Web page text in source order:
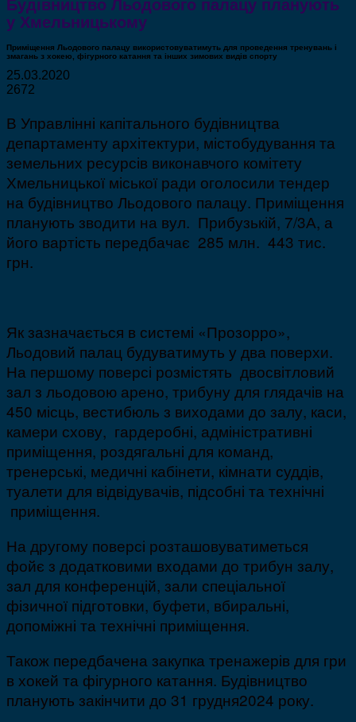
у Хмельницькому
Приміщення Льодового палацу використовуватимуть для проведення тренувань і
змагань з хокею, фігурного катання та інших зимових видів спорту
25.03.2020
2672
В Управлінні капітального будівництва
департаменту архітектури, містобудування та
земельних ресурсів виконавчого комітету
Хмельницької міської ради оголосили тендер
на будівництво Льодового палацу. Приміщення
планують зводити на вул. Прибузькій, 7/3А, а
його вартість передбачає 285 млн. 443 тис.
грн.
Як зазначається в системі «Прозорро»,
Льодовий палац будуватимуть у два поверхи.
На першому поверсі розмістять двосвітловий
зал з льодовою арено, трибуну для глядачів на
450 місць, вестибюль з виходами до залу, каси,
камери схову, гардеробні, адміністративні
приміщення, роздягальні для команд,
тренерські, медичні кабінети, кімнати суддів,
туалети для відвідувачів, підсобні та технічні
приміщення.
На другому поверсі розташовуватиметься
фойє з додатковими входами до трибун залу,
зал для конференцій, зали спеціальної
фізичної підготовки, буфети, вбиральні,
допоміжні та технічні приміщення.
Також передбачена закупка тренажерів для гри
в хокей та фігурного катання. Будівництво
планують закінчити до 31 грудня2024 року.